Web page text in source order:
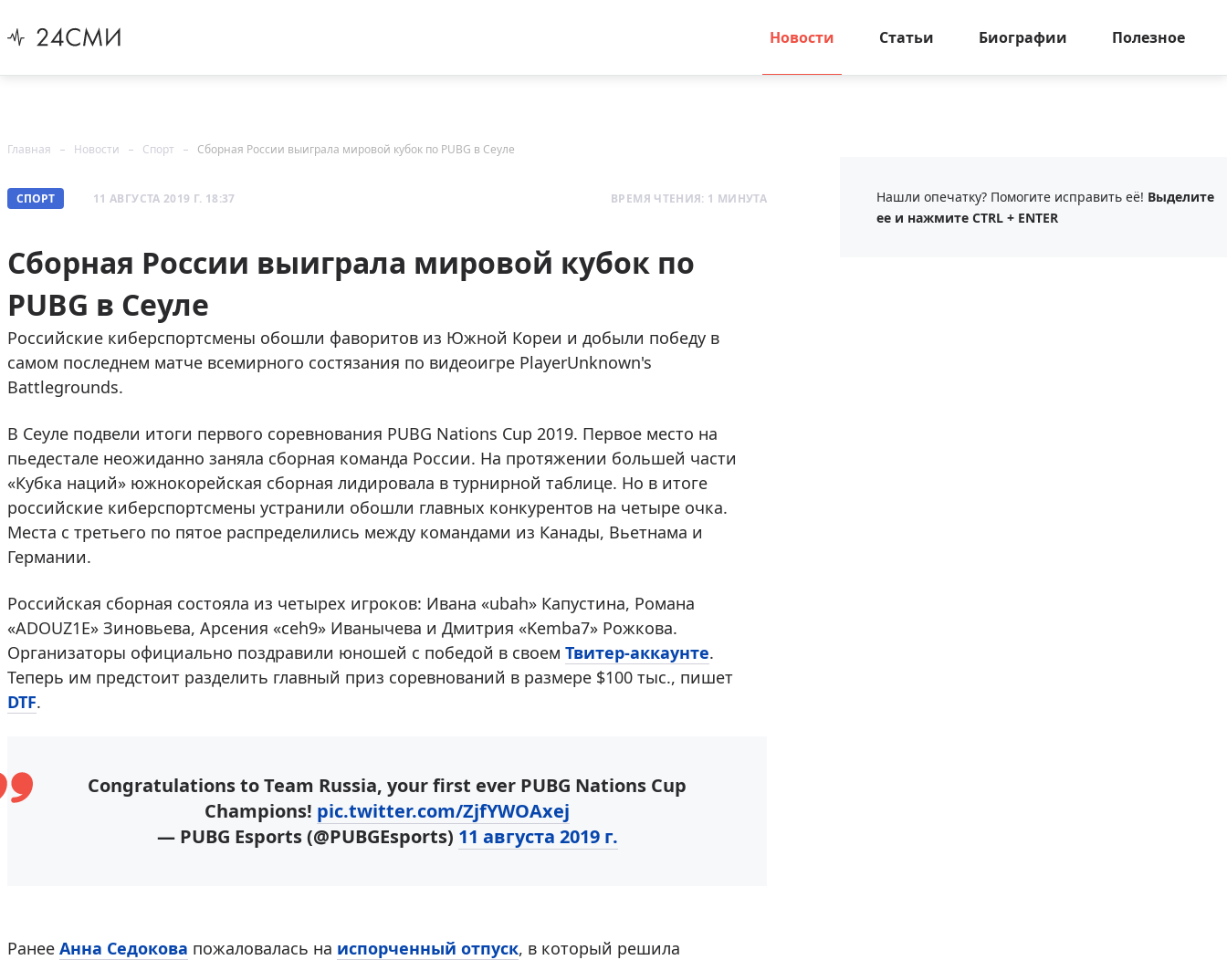
Новости Статьи Биографии Полезное
Главная Новости Спорт Сборная России выиграла мировой кубок по PUBG в Сеуле
СПОРТ 11 АВГУСТА 2019 Г. 18:37 ВРЕМЯ ЧТЕНИЯ: 1 МИНУТА
Сборная России выиграла мировой кубок по
PUBG в Сеуле
Российские киберспортсмены обошли фаворитов из Южной Кореи и добыли победу в
самом последнем матче всемирного состязания по видеоигре PlayerUnknown's
Battlegrounds.
В Сеуле подвели итоги первого соревнования PUBG Nations Cup 2019. Первое место на
пьедестале неожиданно заняла сборная команда России. На протяжении большей части
«Кубка наций» южнокорейская сборная лидировала в турнирной таблице. Но в итоге
российские киберспортсмены устранили обошли главных конкурентов на четыре очка.
Места с третьего по пятое распределились между командами из Канады, Вьетнама и
Германии.
Российская сборная состояла из четырех игроков: Ивана «ubah» Капустина, Романа
«ADOUZ1E» Зиновьева, Арсения «ceh9» Иванычева и Дмитрия «Kemba7» Рожкова.
Организаторы официально поздравили юношей с победой в своем Твитер-аккаунте.
Теперь им предстоит разделить главный приз соревнований в размере $100 тыс., пишет
DTF.
Congratulations to Team Russia, your first ever PUBG Nations Cup
Champions! pic.twitter.com/ZjfYWOAxej
— PUBG Esports (@PUBGEsports) 11 августа 2019 г.
Ранее Анна Седокова пожаловалась на испорченный отпуск, в который решила
Нашли опечатку? Помогите исправить её! Выделите
ее и нажмите CTRL + ENTER